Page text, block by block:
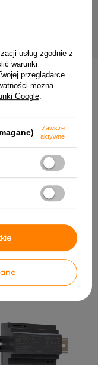
puszka
DAMIK IP68
zł
usług zgodnie z
warunki
przeglądarce.
można
Google.
Zawsze
aktywne